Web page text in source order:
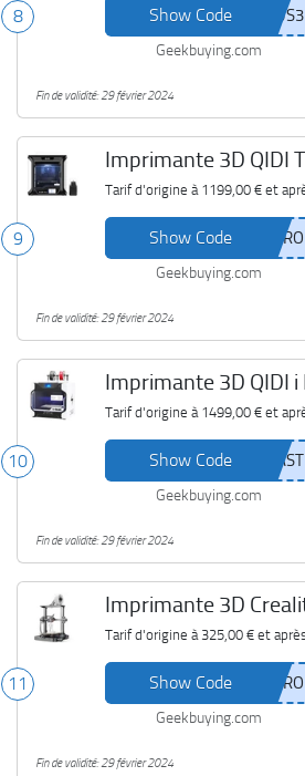
8 Show Code
Geekbuying.com
Fin de validité: 29 février 2024
9
Imprimante 3D QIDI
Tarif d'origine à 1199,00 €et
Show Code
Geekbuying.com
Fin de validité: 29 février 2024
10
Imprimante 3D QIDI i
Tarif d'origine à 1499,00 €et
Show Code
Geekbuying.com
Fin de validité: 29 février 2024
11
Imprimante 3D
Tarif d'origine à 325,00 €et
Show Code
Geekbuying.com
Fin de validité: 29 février 2024